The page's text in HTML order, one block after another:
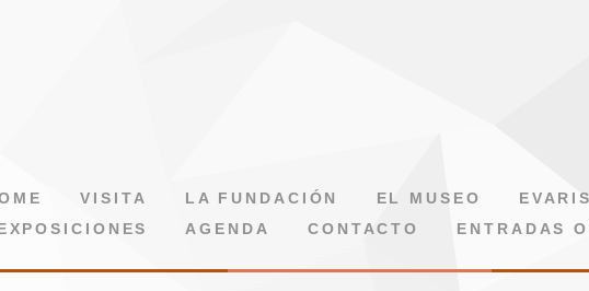
VISITA LA FUNDACIÓN EL MUSEO
AGENDA CONTACTO ENTRADAS